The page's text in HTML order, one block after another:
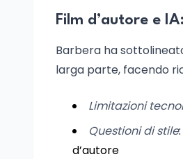
Film d’autore e
Barbera ha
larga parte, facendo
Limitazioni
Questioni di stile
d’autore